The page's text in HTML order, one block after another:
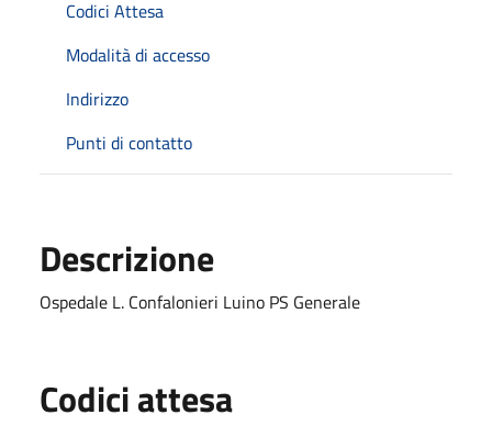
Codici Attesa
Modalità di accesso
Indirizzo
Punti di contatto
Descrizione
Ospedale L. Confalonieri Luino PS Generale
Codici attesa